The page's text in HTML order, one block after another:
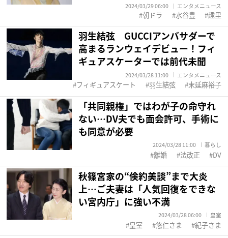
2024/03/29 06:00 エンタメニュース
朝ドラ 水谷豊 趣里
羽生結弦 GUCCIアンバサダーで
高まるランウェイデビュー！フィ
ギュアスケーターでは前代未聞
2024/03/28 11:00 エンタメニュース
フィギュアスケート 羽生結弦 末延麻裕子
「共同親権」ではわが子の命守れ
ない…DV夫でも面会許可、手術に
も同意が必要
2024/03/28 11:00 暮らし
離婚 法改正 DV
秋篠宮家の“倹約美談”まで大炎
上…ご夫妻は「人気回復をできな
い宮内庁」に強い不満
2024/03/28 06:00 皇室
皇室 悠仁さま 紀子さま